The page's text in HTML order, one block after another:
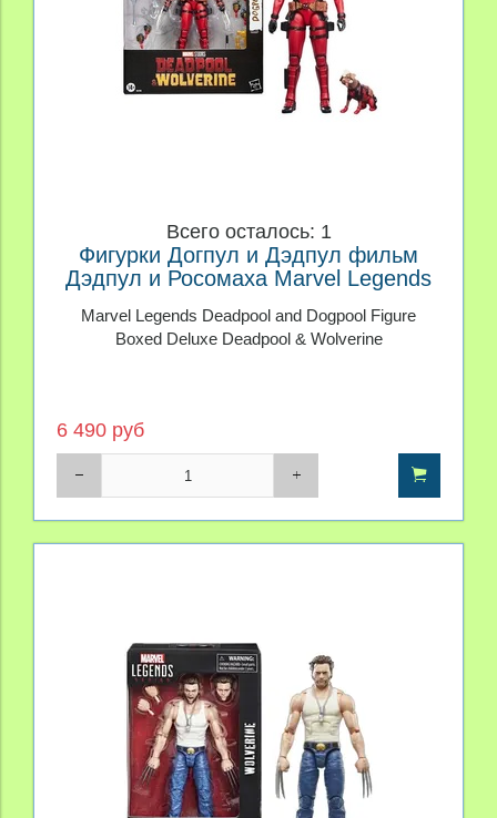
Всего осталось: 1
Фигурки Догпул и Дэдпул фильм
Дэдпул и Росомаха Marvel Legends
Marvel Legends Deadpool and Dogpool Figure
Boxed Deluxe Deadpool & Wolverine
6 490 руб